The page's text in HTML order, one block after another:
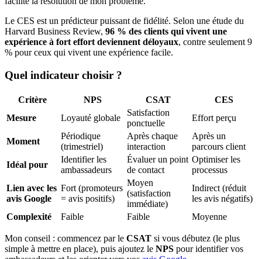
Le CES est un prédicteur puissant de fidélité. Selon une étude du
Harvard Business Review, 96 % des clients qui vivent une
expérience à fort effort deviennent déloyaux, contre seulement 9
% pour ceux qui vivent une expérience facile.
Quel indicateur choisir ?
Critère NPS CSAT
CES
Mesure
Loyauté globale
Satisfaction
ponctuelle
Effort perçu
Moment
Périodique
(trimestriel)
Après chaque
interaction
Après un
parcours client
Idéal pour
Identifier les
ambassadeurs
Évaluer un point
de contact
Optimiser les
processus
Lien avec les
avis Google
Fort (promoteurs
= avis positifs)
Moyen
(satisfaction
immédiate)
Indirect (réduit
les avis négatifs)
Complexité
Faible Faible Moyenne
Mon conseil : commencez par le CSAT si vous débutez (le plus
simple à mettre en place), puis ajoutez le NPS pour identifier vos